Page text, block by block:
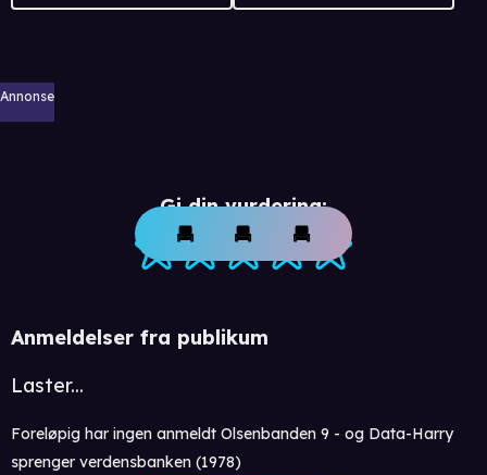
Annonse
Gi din vurdering:
Anmeldelser fra publikum
Laster...
Foreløpig har ingen anmeldt Olsenbanden 9 - og Data-Harry
sprenger verdensbanken (1978)